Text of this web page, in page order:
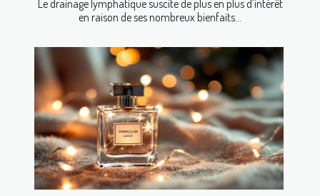
Le drainage lymphatique suscite de plus en plus d’intérêt
en raison de ses nombreux bienfaits...